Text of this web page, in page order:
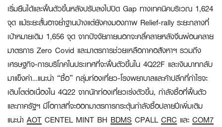
เริ่มยืนได้และฟื้นตัวขึ้นหลังปรับลงไปปิด Gap ทางเทคนิคบริเวณ 1,624
จุด แม้ระยะสั้นอาจย่ำฐานบ้างแต่ยังคงมองภาพ Relief-rally ระยะกลางที่
เป้าหมายเดิม 1,656 จุด จากปัจจัยภายนอกจะคลี่คลายหลังจีนผ่อนคลาย
มาตรการ Zero Covid และมาตรการช่วยเหลือภาคอสังหาฯ รวมถึง
เศรษฐกิจ-การบริโภคในประเทศที่จะฟื้นตัวขึ้นใน 4Q22F และเงินบาทกลับ
มาแข็งค่า…แนะนำ “ซื้อ” กลุ่มท่องเที่ยว-โรงพยาบาลและค้าปลีกที่กำไรจะ
เติบโตต่อเนื่องใน 4Q22 จากนักท่องเที่ยวเร่งตัวขึ้น, กำลังซื้อที่ฟื้นตัว
และภาครัฐฯ มีโอกาสที่จะออกมาตรการกระตุ้นกำลังซื้อปลายปีเพิ่มเติม
แนะนำ AOT CENTEL MINT BH BDMS CPALLCRC และ COM7